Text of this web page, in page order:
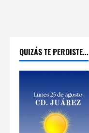
QUIZÁS TE PERDISTE...